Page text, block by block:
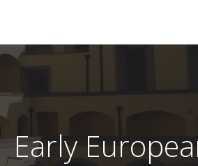
Early